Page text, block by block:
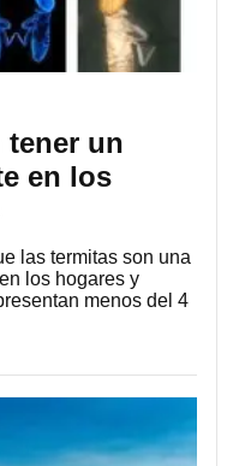
tener un
en los
las termitas son una
los hogares y
menos del 4